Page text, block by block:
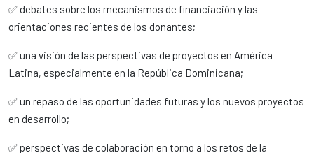
✅ debates sobre los mecanismos de financiación y las
orientaciones recientes de los donantes;
✅ una visión de las perspectivas de proyectos en América
Latina, especialmente en la República Dominicana;
✅ un repaso de las oportunidades futuras y los nuevos proyectos
en desarrollo;
✅ perspectivas de colaboración en torno a los retos de la